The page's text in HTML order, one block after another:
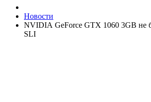
Новости
NVIDIA GeForce GTX 1060 3GB не
SLI